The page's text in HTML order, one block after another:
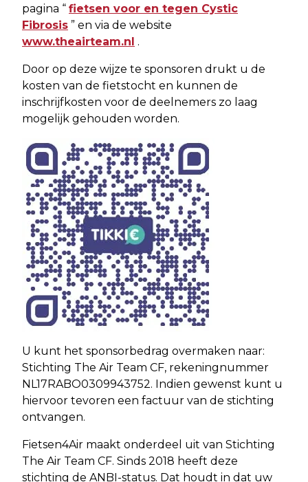
pagina “ fietsen voor en tegen Cystic
Fibrosis ” en via de website
www.theairteam.nl .
Door op deze wijze te sponsoren drukt u de
kosten van de fietstocht en kunnen de
inschrijfkosten voor de deelnemers zo laag
mogelijk gehouden worden.
U kunt het sponsorbedrag overmaken naar:
Stichting The Air Team CF, rekeningnummer
NL17RABO0309943752. Indien gewenst kunt u
hiervoor tevoren een factuur van de stichting
ontvangen.
Fietsen4Air maakt onderdeel uit van Stichting
The Air Team CF. Sinds 2018 heeft deze
stichting de ANBI-status. Dat houdt in dat uw